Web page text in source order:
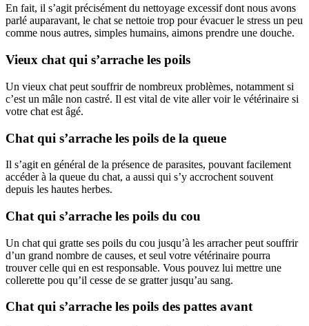
En fait, il s’agit précisément du nettoyage excessif dont nous avons
parlé auparavant, le chat se nettoie trop pour évacuer le stress un peu
comme nous autres, simples humains, aimons prendre une douche.
Vieux chat qui s’arrache les poils
Un vieux chat peut souffrir de nombreux problèmes, notamment si
c’est un mâle non castré. Il est vital de vite aller voir le vétérinaire si
votre chat est âgé.
Chat qui s’arrache les poils de la queue
Il s’agit en général de la présence de parasites, pouvant facilement
accéder à la queue du chat, a aussi qui s’y accrochent souvent
depuis les hautes herbes.
Chat qui s’arrache les poils du cou
Un chat qui gratte ses poils du cou jusqu’à les arracher peut souffrir
d’un grand nombre de causes, et seul votre vétérinaire pourra
trouver celle qui en est responsable. Vous pouvez lui mettre une
collerette pou qu’il cesse de se gratter jusqu’au sang.
Chat qui s’arrache les poils des pattes avant